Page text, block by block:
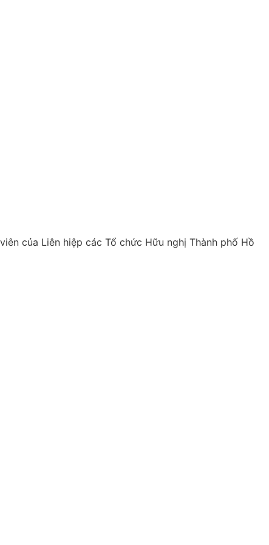
của Liên hiệp các Tổ chức Hữu nghị Thành phố Hồ